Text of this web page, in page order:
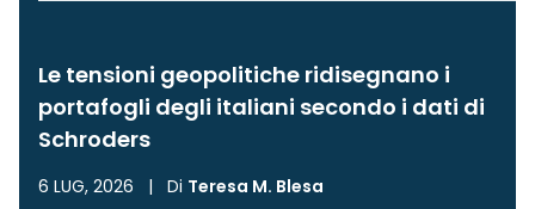
Le tensioni geopolitiche ridisegnano i
portafogli degli italiani secondo i dati di
Schroders
6 LUG, 2026 | Di Teresa M. Blesa